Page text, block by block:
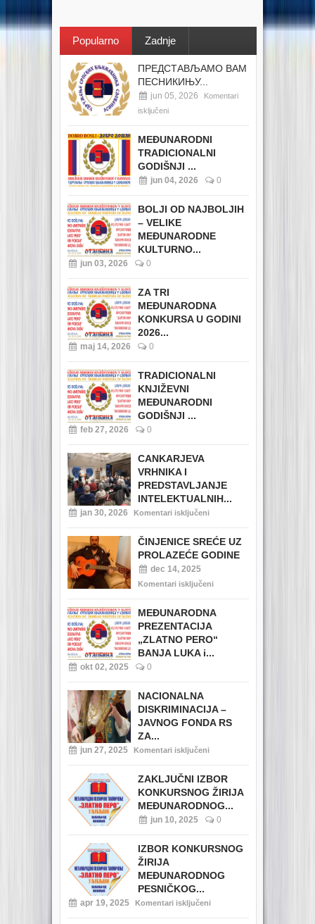
Popularno Zadnje
ПРЕДСТАВЉАМО ВАМ
ПЕСНИКИЊУ...
jun 05, 2026
Komentari
isključeni
MEĐUNARODNI
TRADICIONALNI
GODIŠNJI ...
jun 04, 2026 0
BOLJI OD NAJBOLJIH
– VELIKE
MEĐUNARODNE
KULTURNO...
jun 03, 2026 0
ZA TRI
MEĐUNARODNA
KONKURSA U GODINI
2026...
maj 14, 2026 0
TRADICIONALNI
KNJIŽEVNI
MEĐUNARODNI
GODIŠNJI ...
feb 27, 2026 0
CANKARJEVA
VRHNIKA I
PREDSTAVLJANJE
INTELEKTUALNIH...
jan 30, 2026 Komentari isključeni
ČINJENICE SREĆE UZ
PROLAZEĆE GODINE
dec 14, 2025
Komentari isključeni
MEĐUNARODNA
PREZENTACIJA
„ZLATNO PERO“
BANJA LUKA i...
okt 02, 2025 0
NACIONALNA
DISKRIMINACIJA –
JAVNOG FONDA RS
ZA...
jun 27, 2025 Komentari isključeni
ZAKLJUČNI IZBOR
KONKURSNOG ŽIRIJA
MEĐUNARODNOG...
jun 10, 2025 0
IZBOR KONKURSNOG
ŽIRIJA
MEĐUNARODNOG
PESNIČKOG...
apr 19, 2025 Komentari isključeni